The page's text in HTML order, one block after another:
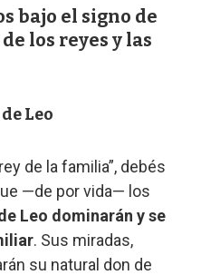
bajo el signo de
los reyes y las
Leo
de la familia”, debés
—de por vida— los
Leo dominarán y se
. Sus miradas,
su natural don de